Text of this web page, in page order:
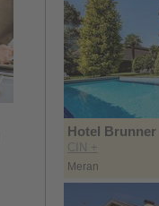
Hotel Brunner
CIN +
Meran